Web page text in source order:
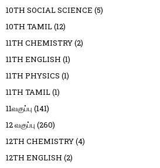
10TH SOCIAL SCIENCE (5)
10TH TAMIL(12)
11TH CHEMISTRY(2)
11TH ENGLISH (1)
11TH PHYSICS (1)
11TH TAMIL(1)
11வகுப்பு (141)
12 வகுப்பு (260)
12TH CHEMISTRY(4)
12TH ENGLISH (2)